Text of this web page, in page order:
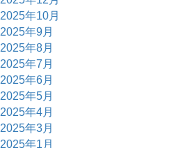
2025年10月
2025年9月
2025年8月
2025年7月
2025年6月
2025年5月
2025年4月
2025年3月
2025年1月